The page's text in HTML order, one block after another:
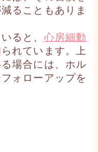
ることもありま
ると、心房細動
れています。上
場合には、ホル
ォローアップを